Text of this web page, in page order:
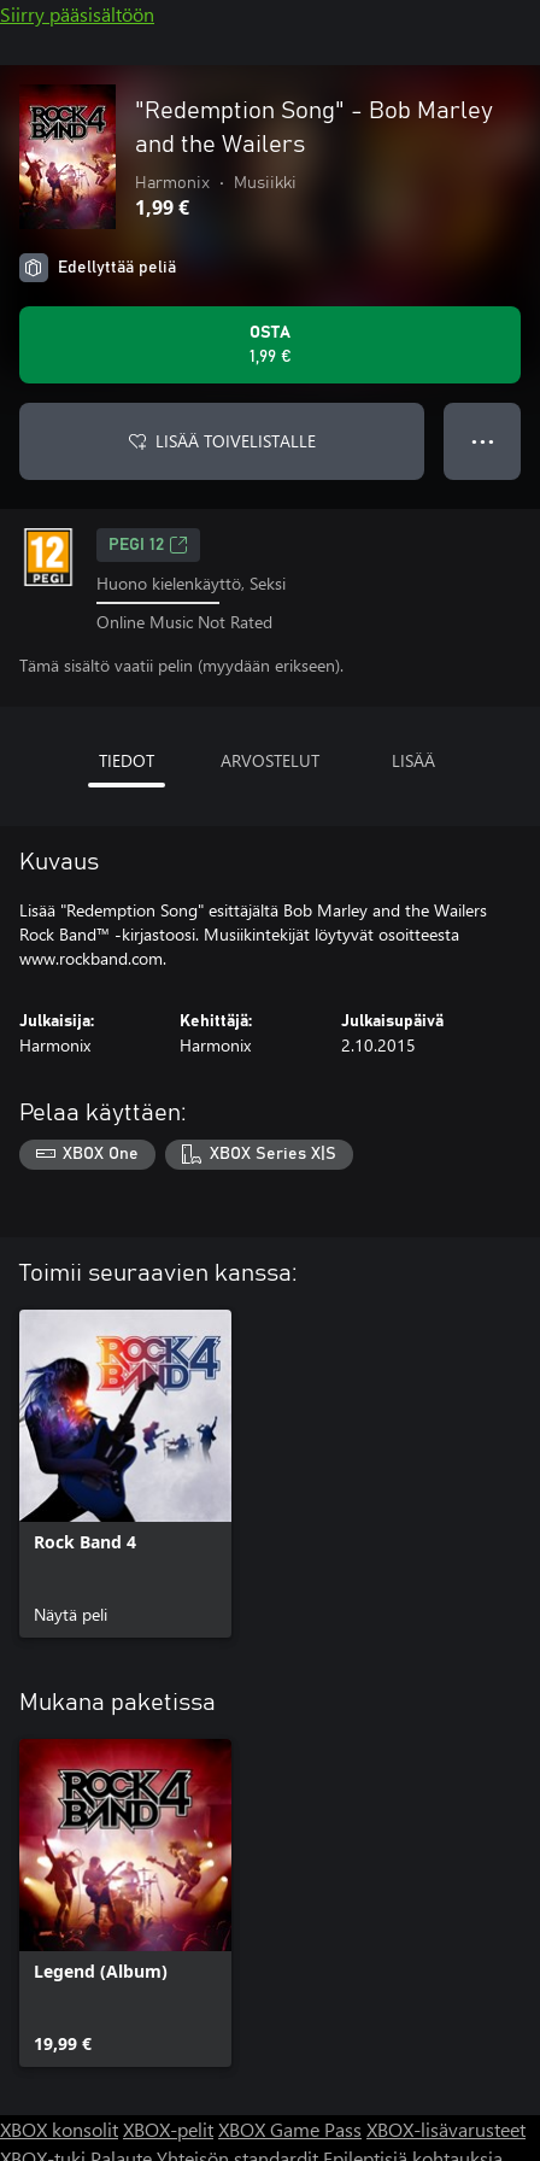
Siirry pääsisältöön
"Redemption Song" - Bob Marley
and the Wailers
Harmonix • Musiikki
1,99 €
Edellyttää peliä
OSTA
1,99 €
LISÄÄ TOIVELISTALLE ● ● ●
PEGI 12
Huono kielenkäyttö, Seksi
Online Music Not Rated
Tämä sisältö vaatii pelin (myydään erikseen).
TIEDOT ARVOSTELUT LISÄÄ
Kuvaus
Lisää "Redemption Song" esittäjältä Bob Marley and the Wailers
Rock Band™ -kirjastoosi. Musiikintekijät löytyvät osoitteesta
www.rockband.com.
Julkaisija:
Harmonix
Kehittäjä:
Harmonix
Julkaisupäivä
2.10.2015
Pelaa käyttäen:
XBOX One XBOX Series X|S
Toimii seuraavien kanssa:
Rock Band 4
Näytä peli
Mukana paketissa
Legend (Album)
19,99 €
XBOX konsolitXBOX-pelitXBOX Game Pass XBOX-lisävarusteet